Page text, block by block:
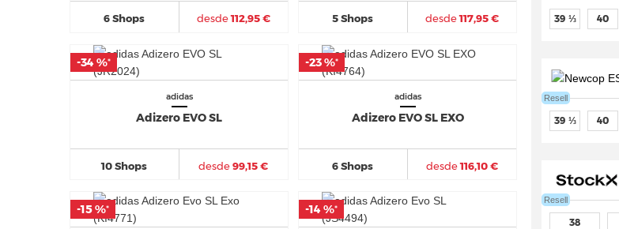
6 Shops desde112,95 € 5 Shops desde117,95 €
adidas
Adizero EVO SL
10 Shops desde99,15 €
-34 %*
-34 %*
adidas
Adizero EVO SL EXO
6 Shops desde116,10 €
-23 %*
-23 %*
-15 %*
-15 %* -14 %*
-14 %*
39 ⅓ 40
Resell
39 ⅓ 40
Resell
38